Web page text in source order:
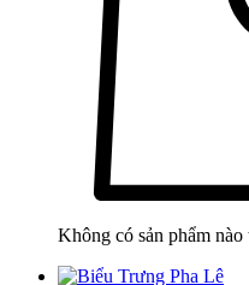
Không có sản phẩm